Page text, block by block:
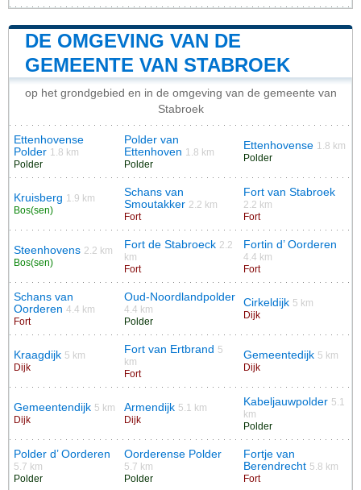
DE OMGEVING VAN DE
GEMEENTE VAN STABROEK
op het grondgebied en in de omgeving van de gemeente van
Stabroek
Ettenhovense
Polder 1.8 km
Polder
Polder van
Ettenhoven 1.8 km
Polder
Ettenhovense 1.8 km
Polder
Kruisberg 1.9 km
Bos(sen)
Schans van
Smoutakker 2.2 km
Fort
Fort van Stabroek
2.2 km
Fort
Steenhovens 2.2 km
Bos(sen)
Fort de Stabroeck 2.2
km
Fort
Fortin d’ Oorderen
4.4 km
Fort
Schans van
Oorderen 4.4 km
Fort
Oud-Noordlandpolder
4.4 km
Polder
Cirkeldijk 5 km
Dijk
Kraagdijk 5 km
Dijk
Fort van Ertbrand 5
km
Fort
Gemeentedijk 5 km
Dijk
Gemeentendijk 5 km
Dijk
Armendijk 5.1 km
Dijk
Kabeljauwpolder 5.1
km
Polder
Polder d’ Oorderen
5.7 km
Polder
Oorderense Polder
5.7 km
Polder
Fortje van
Berendrecht 5.8 km
Fort